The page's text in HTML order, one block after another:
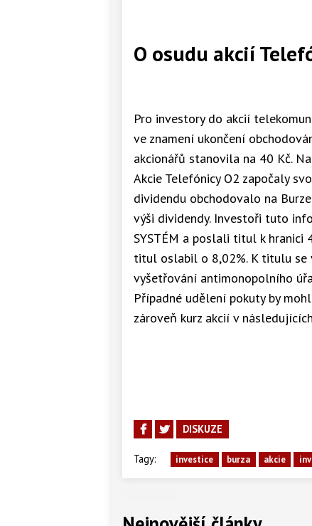
O osudu akcií
Pro investory do akcií
ve znamení ukončení
akcionářů stanovila na 40 Kč.
Akcie Telefónicy O2 započaly
dividendu obchodovalo na
výši dividendy. Investoři tuto
SYSTÉM a poslali titul k hranici
titul oslabil o 8,02%. K titulu se
vyšetřování antimonopolního
Případné udělení pokuty by
zároveň kurz akcií v
DISKUZE
Tagy: investice burza akcie